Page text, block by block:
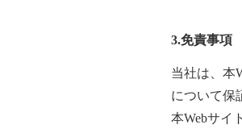
3.免責事項
当社は、本
について保
本Webサイ